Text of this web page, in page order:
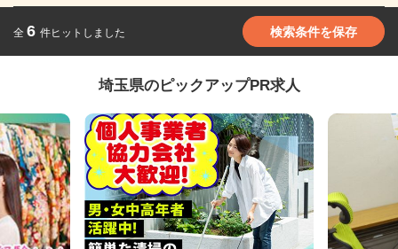
全 6 件ヒットしました 検索条件を保存
埼玉県のピックアップPR求人